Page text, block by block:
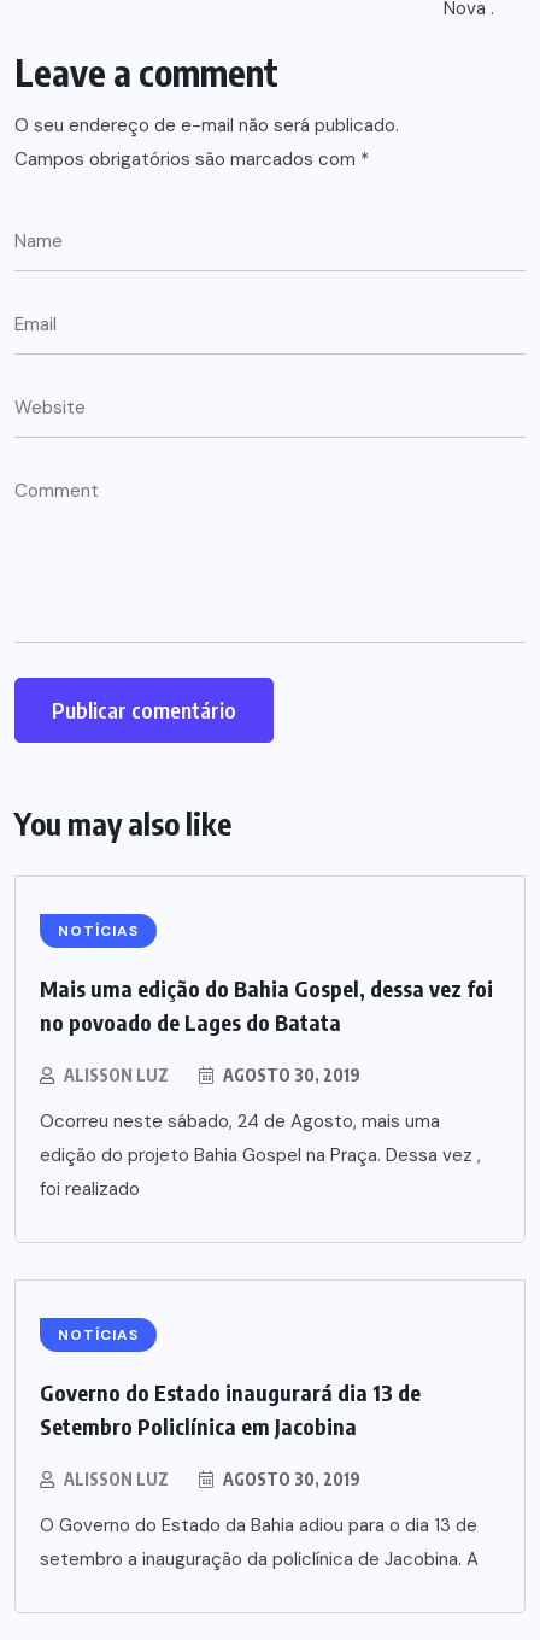
Leave a comment
O seu endereço de e-mail não será publicado.
Campos obrigatórios são marcados com *
You may also like
NOTÍCIAS
Mais uma edição do Bahia Gospel, dessa vez foi
no povoado de Lages do Batata
ALISSON LUZ AGOSTO 30, 2019
Ocorreu neste sábado, 24 de Agosto, mais uma
edição do projeto Bahia Gospel na Praça. Dessa vez ,
foi realizado
NOTÍCIAS
Governo do Estado inaugurará dia 13 de
Setembro Policlínica em Jacobina
ALISSON LUZ AGOSTO 30, 2019
O Governo do Estado da Bahia adiou para o dia 13 de
setembro a inauguração da policlínica de Jacobina. A